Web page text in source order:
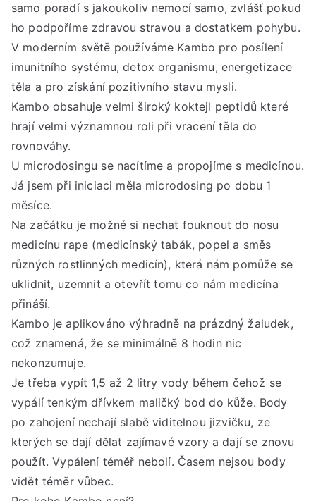
samo poradí s jakoukoliv nemocí samo, zvlášť pokud
ho podpoříme zdravou stravou a dostatkem pohybu.
V moderním světě používáme Kambo pro posílení
imunitního systému, detox organismu, energetizace
těla a pro získání pozitivního stavu mysli.
Kambo obsahuje velmi široký koktejl peptidů které
hrají velmi významnou roli při vracení těla do
rovnováhy.
U microdosingu se nacítíme a propojíme s medicínou.
Já jsem při iniciaci měla microdosing po dobu 1
měsíce.
Na začátku je možné si nechat fouknout do nosu
medicínu rape (medicínský tabák, popel a směs
různých rostlinných medicín), která nám pomůže se
uklidnit, uzemnit a otevřít tomu co nám medicína
přináší.
Kambo je aplikováno výhradně na prázdný žaludek,
což znamená, že se minimálně 8 hodin nic
nekonzumuje.
Je třeba vypít 1,5 až 2 litry vody během čehož se
vypálí tenkým dřívkem maličký bod do kůže. Body
po zahojení nechají slabě viditelnou jizvičku, ze
kterých se dají dělat zajímavé vzory a dají se znovu
použít. Vypálení téměř nebolí. Časem nejsou body
vidět téměr vůbec.